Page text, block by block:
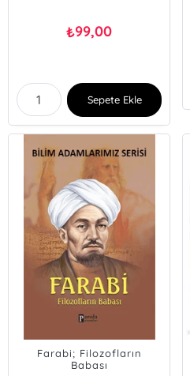
₺99,00
Sepete Ekle
Farabi; Filozofların
Babası